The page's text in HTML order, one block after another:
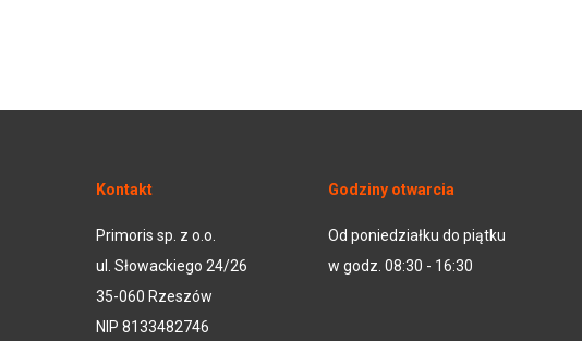
Kontakt
Primoris sp. z o.o.
ul. Słowackiego 24/26
35-060 Rzeszów
NIP 8133482746
Godziny otwarcia
Od poniedziałku do piątku
w godz. 08:30 - 16:30